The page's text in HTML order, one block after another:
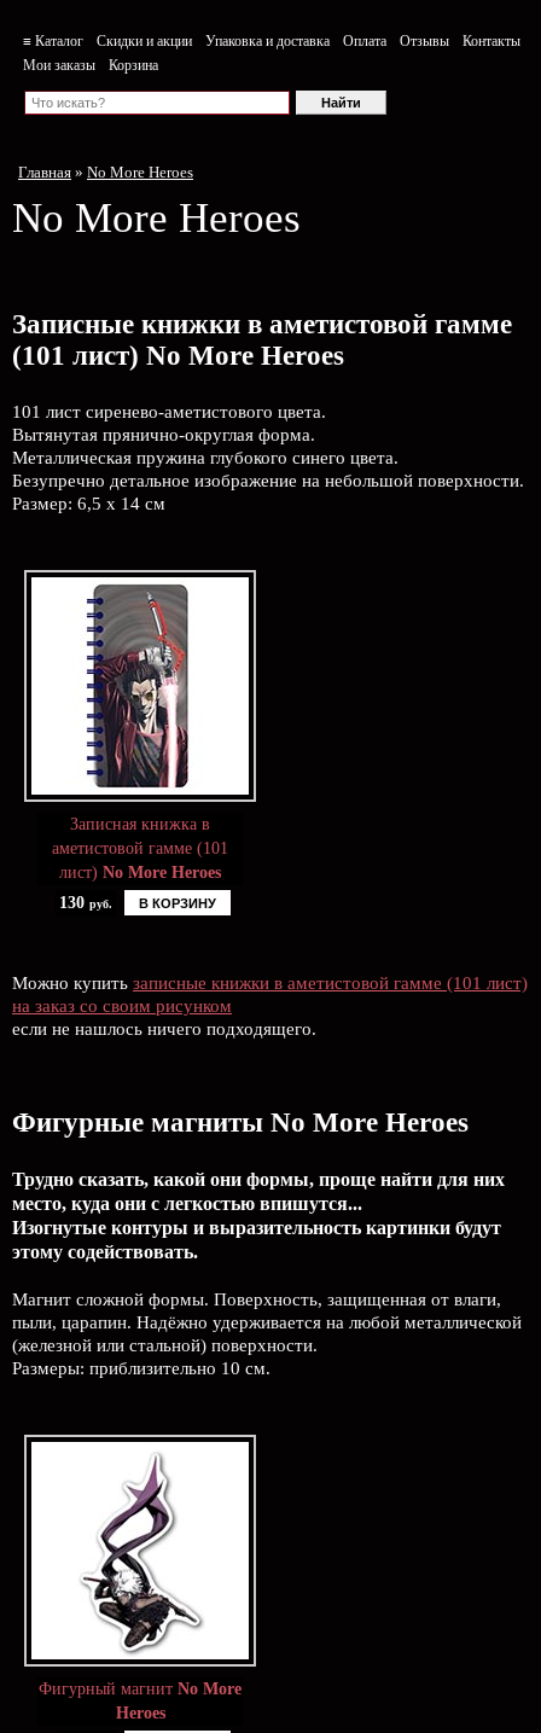
≡ Каталог Скидки и акции Упаковка и доставка Оплата Отзывы
Контакты
Мои заказы
Корзина
Главная » No More Heroes
No More Heroes
Записные книжки в аметистовой гамме
(101 лист) No More Heroes
101 лист сиренево-аметистового цвета.
Вытянутая прянично-округлая форма.
Металлическая пружина глубокого синего цвета.
Безупречно детальное изображение на небольшой поверхности.
Размер: 6,5 х 14 см
Записная книжка в
аметистовой гамме (101
лист) No More Heroes
130 руб. В КОРЗИНУ
Можно купить записные книжки в аметистовой гамме (101 лист)
на заказ со своим рисунком
если не нашлось ничего подходящего.
Фигурные магниты No More Heroes
Трудно сказать, какой они формы, проще найти для них
место, куда они с легкостью впишутся...
Изогнутые контуры и выразительность картинки будут
этому содействовать.
Магнит сложной формы. Поверхность, защищенная от влаги,
пыли, царапин. Надёжно удерживается на любой металлической
(железной или стальной) поверхности.
Размеры: приблизительно 10 см.
Фигурный магнит No More
Heroes